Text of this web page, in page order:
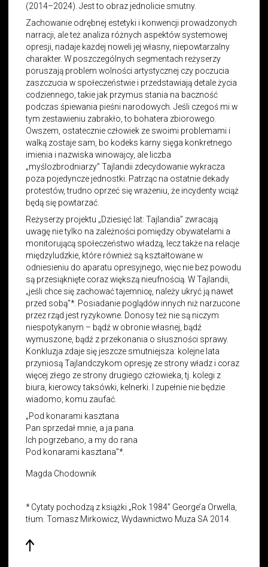
(2014–2024). Jest to obraz jednolicie smutny.
Zachowanie odrębnej estetyki i konwencji prowadzonych
narracji, ale też analiza różnych aspektów systemowej
opresji, nadaje każdej noweli jej własny, niepowtarzalny
charakter. W poszczególnych segmentach reżyserzy
poruszają problem wolności artystycznej czy poczucia
zaszczucia w społeczeństwie i przedstawiają detale życia
codziennego, takie jak przymus stania na baczność
podczas śpiewania pieśni narodowych. Jeśli czegoś mi w
tym zestawieniu zabrakło, to bohatera zbiorowego.
Owszem, ostatecznie człowiek ze swoimi problemami i
walką zostaje sam, bo kodeks karny sięga konkretnego
imienia i nazwiska winowajcy, ale liczba
„myślozbrodniarzy” Tajlandii zdecydowanie wykracza
poza pojedyncze jednostki. Patrząc na ostatnie dekady
protestów, trudno oprzeć się wrażeniu, że incydenty wciąż
będą się powtarzać.
Reżyserzy projektu „Dziesięć lat: Tajlandia” zwracają
uwagę nie tylko na zależności pomiędzy obywatelami a
monitorującą społeczeństwo władzą, lecz także na relacje
międzyludzkie, które również są kształtowane w
odniesieniu do aparatu opresyjnego, więc nie bez powodu
są przesiąknięte coraz większą nieufnością. W Tajlandii,
„jeśli chce się zachować tajemnicę, należy ukryć ją nawet
przed sobą”*. Posiadanie poglądów innych niż narzucone
przez rząd jest ryzykowne. Donosy też nie są niczym
niespotykanym – bądź w obronie własnej, bądź
wymuszone, bądź z przekonania o słuszności sprawy.
Konkluzja zdaje się jeszcze smutniejsza: kolejne lata
przyniosą Tajlandczykom opresję ze strony władz i coraz
więcej złego ze strony drugiego człowieka, tj. kolegi z
biura, kierowcy taksówki, kelnerki. I zupełnie nie będzie
wiadomo, komu zaufać.
„Pod konarami kasztana
Pan sprzedał mnie, a ja pana.
Ich pogrzebano, a my do rana
Pod konarami kasztana”*.
Magda Chodownik
* Cytaty pochodzą z książki „Rok 1984” George’a Orwella,
tłum. Tomasz Mirkowicz, Wydawnictwo Muza SA 2014.